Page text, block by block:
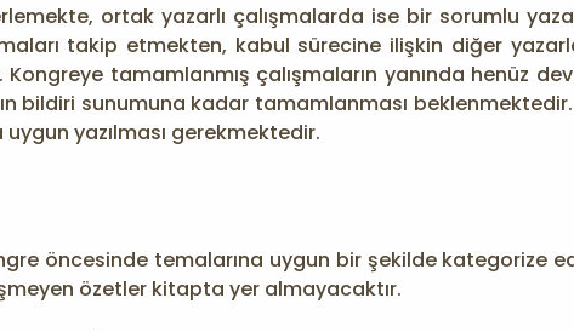
ortak yazarlı çalışmalarda ise bir sorumlu
takip etmekten, kabul sürecine ilişkin diğer
tamamlanmış çalışmaların yanında henüz
bildiri sunumuna kadar tamamlanması
yazılması gerekmektedir.
öncesinde temalarına uygun bir şekilde kategorize
özetler kitapta yer almayacaktır.